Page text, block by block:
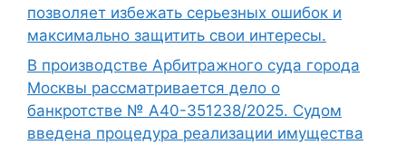
позволяет избежать серьезных ошибок и
максимально защитить свои интересы.
В производстве Арбитражного суда города
Москвы рассматривается дело о
банкротстве № А40-351238/2025. Судом
введена процедура реализации имущества